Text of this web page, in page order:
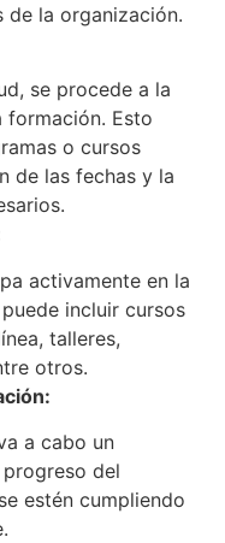
de la organización.
se procede a la
formación. Esto
o cursos
de las fechas y la
activamente en la
incluir cursos
talleres,
otros.
a cabo un
del
estén cumpliendo